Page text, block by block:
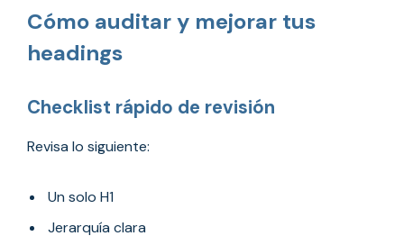
Cómo auditar y mejorar tus
headings
Checklist rápido de revisión
Revisa lo siguiente:
Un solo H1
Jerarquía clara